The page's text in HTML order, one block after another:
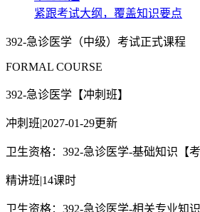
紧跟考试大纲，覆盖知识要点
392-急诊医学（中级）考试正式课程
FORMAL COURSE
392-急诊医学【冲刺班】
冲刺班|2027-01-29更新
卫生资格：392-急诊医学-基础知识【
精讲班|14课时
卫生资格：392-急诊医学-相关专业知